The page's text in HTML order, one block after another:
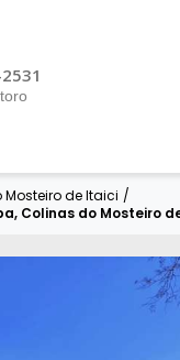
de Itaici /
Colinas do Mosteiro